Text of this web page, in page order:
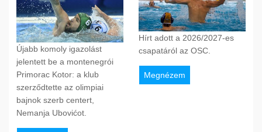
Újabb komoly igazolást
jelentett be a montenegrói
Primorac Kotor: a klub
szerződtette az olimpiai
bajnok szerb centert,
Nemanja Ubovićot.
Hírt adott a 2026/2027-es
csapatáról az OSC.
Megnézem